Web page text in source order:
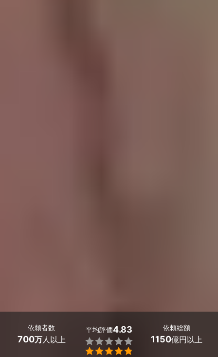
依頼者数
700万人以上
平均評価4.83


依頼総額
1150億円以上